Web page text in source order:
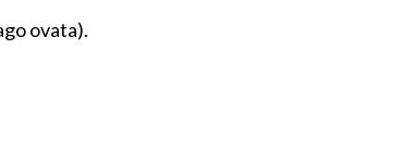
ovata).